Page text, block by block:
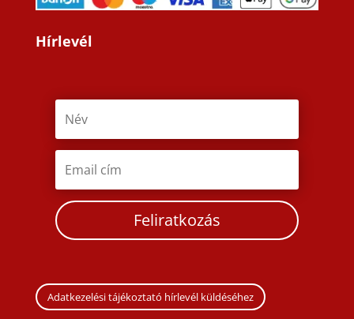
Hírlevél
Feliratkozás
Adatkezelési tájékoztató hírlevél küldéséhez